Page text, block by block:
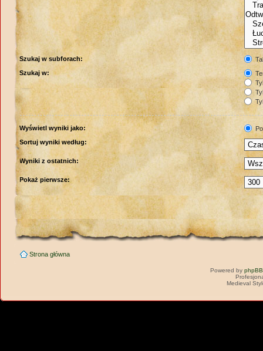
Szukaj w subforach:
Szukaj w:
Wyświetl wyniki jako:
Sortuj wyniki według:
Wyniki z ostatnich:
Pokaż pierwsze:
Strona główna
Powered by phpBB
Medieval